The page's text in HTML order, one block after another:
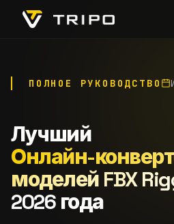
ПОЛНОЕ РУКОВОДСТВО
Лучший
Онлайн-
моделей FBX
2026 года